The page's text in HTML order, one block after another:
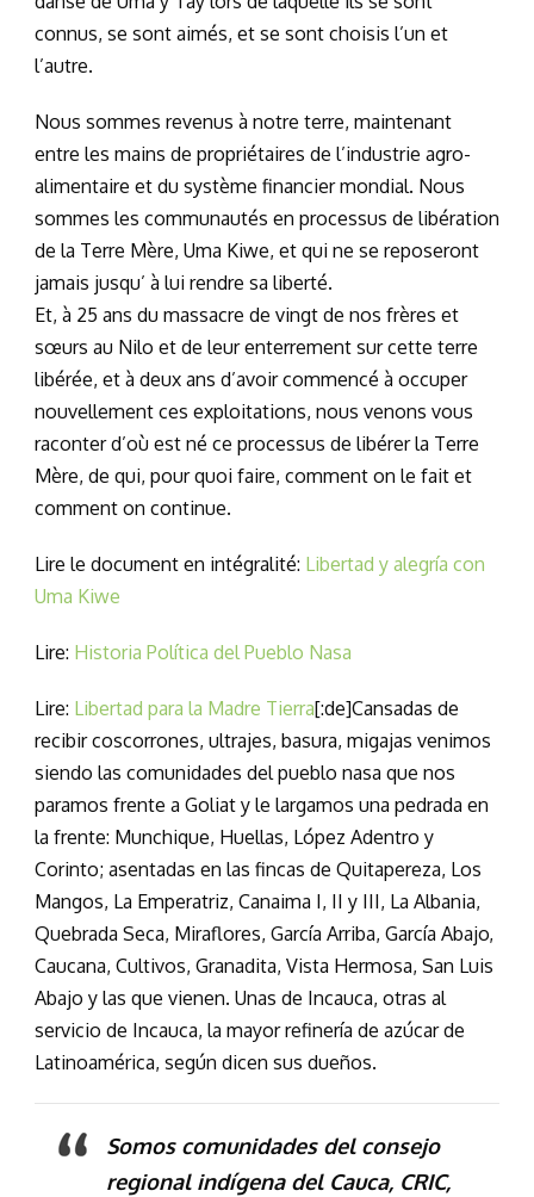
connus, se sont aimés, et se sont choisis l’un et
l’autre.
Nous sommes revenus à notre terre, maintenant
entre les mains de propriétaires de l’industrie agro-
alimentaire et du système financier mondial. Nous
sommes les communautés en processus de libération
de la Terre Mère, Uma Kiwe, et qui ne se reposeront
jamais jusqu’ à lui rendre sa liberté.
Et, à 25 ans du massacre de vingt de nos frères et
sœurs au Nilo et de leur enterrement sur cette terre
libérée, et à deux ans d’avoir commencé à occuper
nouvellement ces exploitations, nous venons vous
raconter d’où est né ce processus de libérer la Terre
Mère, de qui, pour quoi faire, comment on le fait et
comment on continue.
Lire le document en intégralité: Libertad y alegría con
Uma Kiwe
Lire: Historia Política del Pueblo Nasa
Lire: Libertad para la Madre Tierra[:de]Cansadas de
recibir coscorrones, ultrajes, basura, migajas venimos
siendo las comunidades del pueblo nasa que nos
paramos frente a Goliat y le largamos una pedrada en
la frente: Munchique, Huellas, López Adentro y
Corinto; asentadas en las fincas de Quitapereza, Los
Mangos, La Emperatriz, Canaima I, II y III, La Albania,
Quebrada Seca, Miraflores, García Arriba, García Abajo,
Caucana, Cultivos, Granadita, Vista Hermosa, San Luis
Abajo y las que vienen. Unas de Incauca, otras al
servicio de Incauca, la mayor refinería de azúcar de
Latinoamérica, según dicen sus dueños.
Somos comunidades del consejo
regional indígena del Cauca, CRIC,